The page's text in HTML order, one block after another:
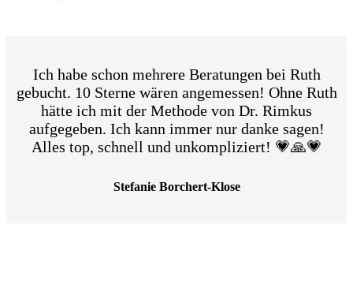
Ich habe schon mehrere Beratungen bei Ruth
gebucht. 10 Sterne wären angemessen! Ohne Ruth
hätte ich mit der Methode von Dr. Rimkus
aufgegeben. Ich kann immer nur danke sagen!
Alles top, schnell und unkompliziert! 💗🙏💗
Stefanie Borchert-Klose